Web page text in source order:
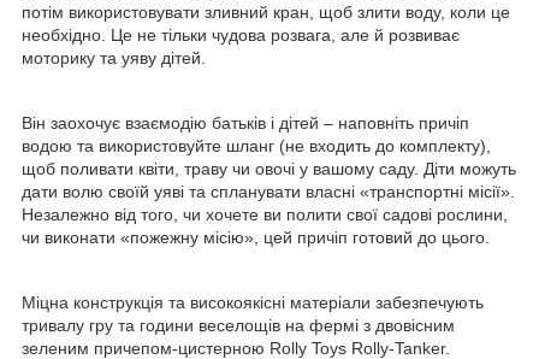
потім використовувати зливний кран, щоб злити воду, коли це
необхідно. Це не тільки чудова розвага, але й розвиває
моторику та уяву дітей.
Він заохочує взаємодію батьків і дітей – наповніть причіп
водою та використовуйте шланг (не входить до комплекту),
щоб поливати квіти, траву чи овочі у вашому саду. Діти можуть
дати волю своїй уяві та спланувати власні «транспортні місії».
Незалежно від того, чи хочете ви полити свої садові рослини,
чи виконати «пожежну місію», цей причіп готовий до цього.
Міцна конструкція та високоякісні матеріали забезпечують
тривалу гру та години веселощів на фермі з двовісним
зеленим причепом-цистерною Rolly Toys Rolly-Tanker.